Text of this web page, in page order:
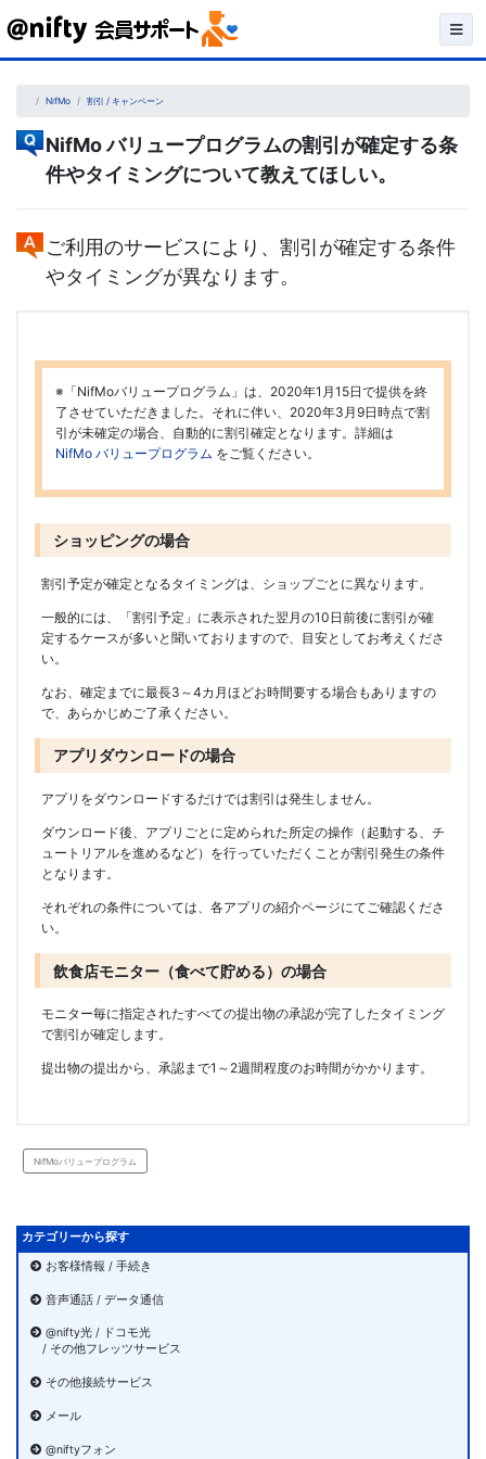
Skip
content NifMo 割引 / キャンペーン
NifMo バリュープログラムの割引が確定する条
件やタイミングについて教えてほしい。
ご利用のサービスにより、割引が確定する条件
やタイミングが異なります。
※「NifMoバリュープログラム」は、2020年1月15日で提供を終
了させていただきました。それに伴い、2020年3月9日時点で割
引が未確定の場合、自動的に割引確定となります。詳細は
NifMo バリュープログラム をご覧ください。
ショッピングの場合
割引予定が確定となるタイミングは、ショップごとに異なります。
一般的には、「割引予定」に表示された翌月の10日前後に割引が確
定するケースが多いと聞いておりますので、目安としてお考えくださ
い。
なお、確定までに最長3～4カ月ほどお時間要する場合もありますの
で、あらかじめご了承ください。
アプリダウンロードの場合
アプリをダウンロードするだけでは割引は発生しません。
ダウンロード後、アプリごとに定められた所定の操作（起動する、チ
ュートリアルを進めるなど）を行っていただくことが割引発生の条件
となります。
それぞれの条件については、各アプリの紹介ページにてご確認くださ
い。
飲食店モニター（食べて貯める）の場合
モニター毎に指定されたすべての提出物の承認が完了したタイミング
で割引が確定します。
提出物の提出から、承認まで1～2週間程度のお時間がかかります。
NifMoバリュープログラム
カテゴリーから探す
お客様情報 / 手続き
音声通話 / データ通信
@nifty光 / ドコモ光
/ その他フレッツサービス
その他接続サービス
メール
@niftyフォン